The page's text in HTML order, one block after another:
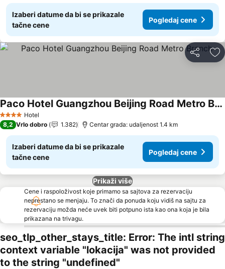
Izaberi datume da bi se prikazale
tačne cene
Pogledaj cene
Deli
4 ZvezdiceHotel
Paco Hotel Guangzhou Beijing Road Metro Branch
Pogledaj cene
8,2 Vrlo dobro 1.382 Centar grada: udaljenost 1.4 km
Izaberi datume da bi se prikazale
tačne cene
Pogledaj cene
Prikaži više
Cene i raspoloživost koje primamo sa sajtova za rezervaciju
neprestano se menjaju. To znači da ponuda koju vidiš na sajtu za
rezervaciju možda neće uvek biti potpuno ista kao ona koja je bila
prikazana na trivagu.
seo_tlp_other_stays_title: Error: The intl string
context variable "lokacija" was not provided
to the string "undefined"